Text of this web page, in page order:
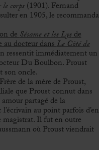
corps(1901). Fernand
en 1905, le recommanda
deSésame et les Lysde
au docteur dansLe Côté de
ressentit immédiatement un
Du Boulbon. Proust
son oncle.
de la mère de Proust,
que Proust connut dans
partagé de la
au point parfois d’en
magistrat. Il fut en outre
où Proust viendrait